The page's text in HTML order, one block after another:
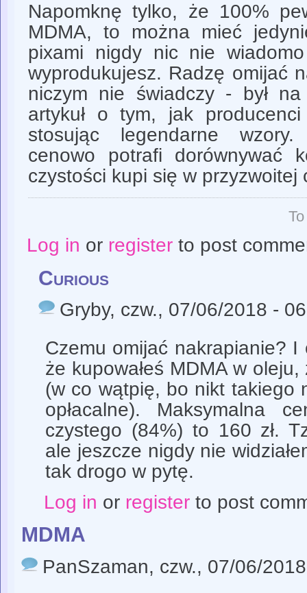
Napomknę tylko, że 100%
MDMA, to można mieć
pixami nigdy nic nie
wyprodukujesz. Radzę omijać
niczym nie świadczy - był
artykuł o tym, jak
stosując legendarne wzory.
cenowo potrafi dorównywać
czystości kupi się w przyzwoitej
Log in or registerto post
Curious
Gryby, czw., 07/06/2018 -
Czemu omijać nakrapianie?
że kupowałeś MDMA w
(w co wątpię, bo nikt takiego
opłacalne). Maksymalna
czystego (84%) to 160 zł.
ale jeszcze nigdy nie
tak drogo w pytę.
Log in or registerto post
MDMA
PanSzaman, czw., 07/06/